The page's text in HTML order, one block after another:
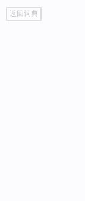
go
top
返回词典